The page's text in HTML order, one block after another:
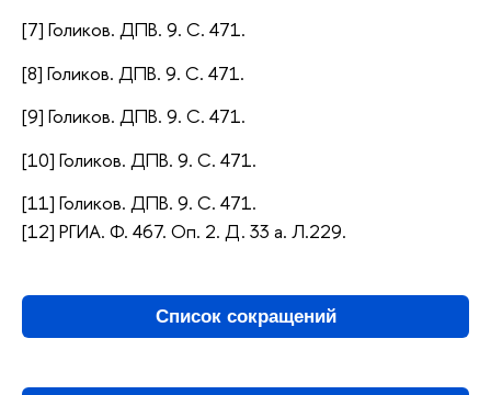
[7] Голиков. ДПВ. 9. С. 471.
[8] Голиков. ДПВ. 9. С. 471.
[9] Голиков. ДПВ. 9. С. 471.
[10] Голиков. ДПВ. 9. С. 471.
[11] Голиков. ДПВ. 9. С. 471.
[12] РГИА. Ф. 467. Оп. 2. Д. 33 а. Л.229.
Список сокращений